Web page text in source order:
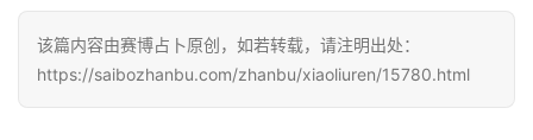
该篇内容由赛博占卜原创，如若转载，请注明出处：
https://saibozhanbu.com/zhanbu/xiaoliuren/15780.html